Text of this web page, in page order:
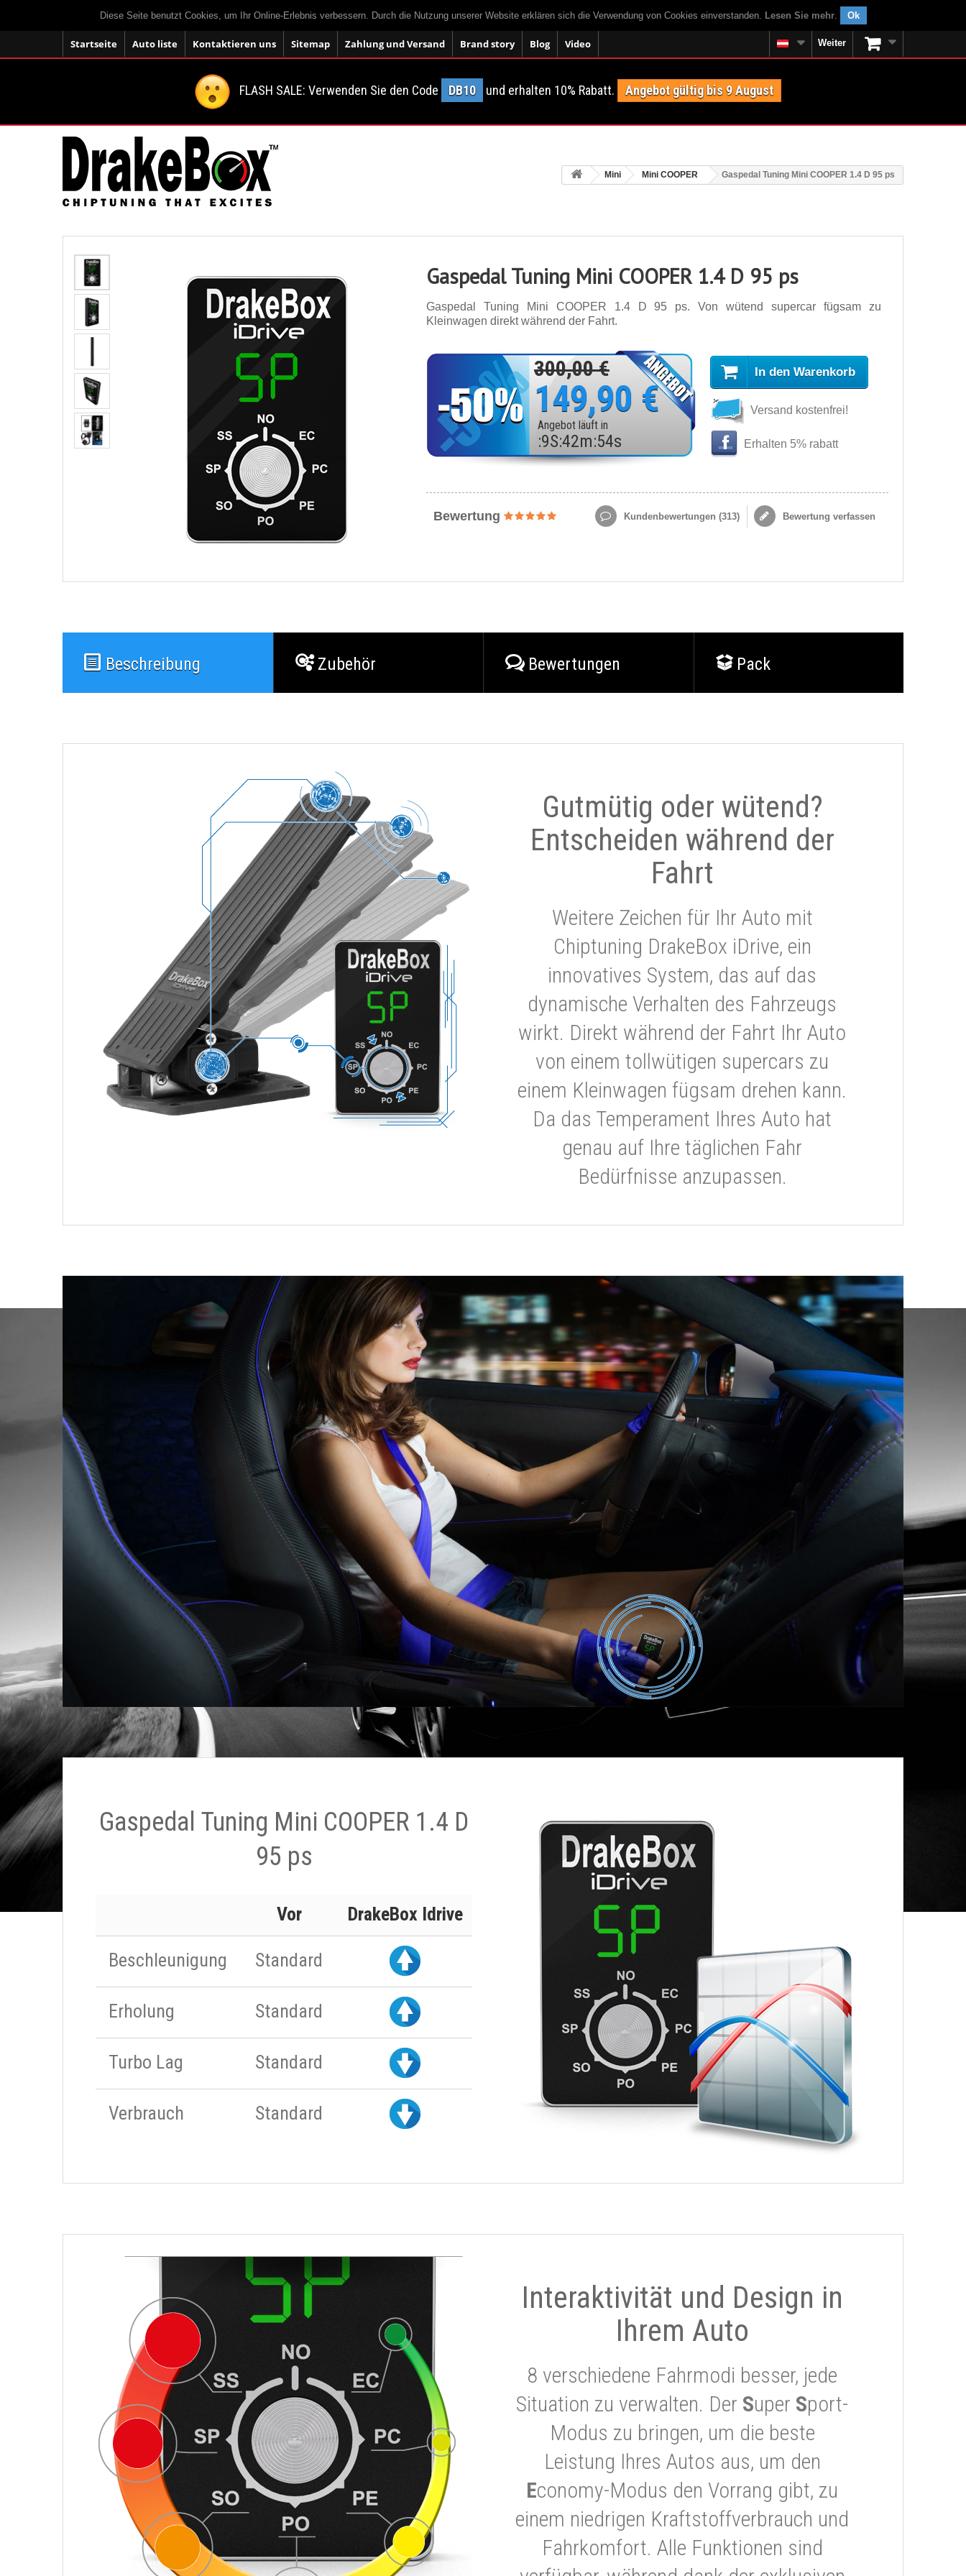
Diese Seite benutzt Cookies, um Ihr Online-Erlebnis verbessern. Durch die Nutzung unserer Website erklären sich die Verwendung von Cookies einverstanden. Lesen Sie mehr. Ok
Startseite Auto liste Kontaktieren uns Sitemap Zahlung und Versand Brand story Blog Video Weiter
FLASH SALE: Verwenden Sie den Code DB10 und erhalten 10% Rabatt. Angebot gültig bis 9 August
Mini Mini COOPER Gaspedal Tuning Mini COOPER 1.4 D 95 ps
Gaspedal Tuning Mini COOPER 1.4 D 95 ps
Gaspedal Tuning Mini COOPER 1.4 D 95 ps. Von wütend supercar fügsam zu
Kleinwagen direkt während der Fahrt.
300,00 €
149,90 €
Angebot läuft in
:9S:42m:52s
In den Warenkorb
Versand kostenfrei!
Erhalten 5% rabatt
Bewertung Kundenbewertungen (313) Bewertung verfassen
Beschreibung Zubehör Bewertungen Pack
Gutmütig oder wütend?
Entscheiden während der
Fahrt
Weitere Zeichen für Ihr Auto mit
Chiptuning DrakeBox iDrive, ein
innovatives System, das auf das
dynamische Verhalten des Fahrzeugs
wirkt. Direkt während der Fahrt Ihr Auto
von einem tollwütigen supercars zu
einem Kleinwagen fügsam drehen kann.
Da das Temperament Ihres Auto hat
genau auf Ihre täglichen Fahr
Bedürfnisse anzupassen.
Gaspedal Tuning Mini COOPER 1.4 D
95 ps
Vor DrakeBox Idrive
Beschleunigung Standard
Erholung Standard
Turbo Lag Standard
Verbrauch Standard
Interaktivität und Design in
Ihrem Auto
8 verschiedene Fahrmodi besser, jede
Situation zu verwalten. Der Super Sport-
Modus zu bringen, um die beste
Leistung Ihres Autos aus, um den
Economy-Modus den Vorrang gibt, zu
einem niedrigen Kraftstoffverbrauch und
Fahrkomfort. Alle Funktionen sind